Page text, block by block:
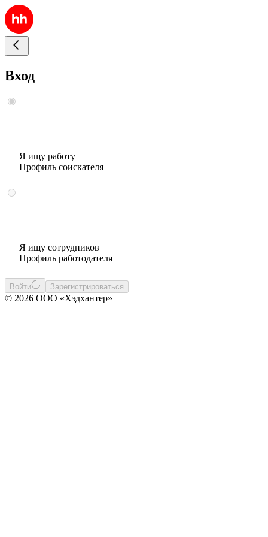
Вход
Я ищу работу
Профиль соискателя
Я ищу сотрудников
Профиль работодателя
Войти Зарегистрироваться
© 2026 ООО «Хэдхантер»